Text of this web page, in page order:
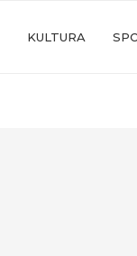
KULTURA